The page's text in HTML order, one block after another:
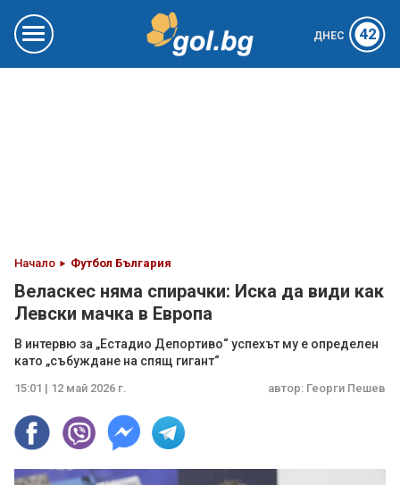
ДНЕС 42
Начало Футбол България
Веласкес няма спирачки: Иска да види как
Левски мачка в Европа
В интервю за „Естадио Депортиво“ успехът му е определен
като „събуждане на спящ гигант“
15:01 | 12 май 2026 г. автор: Георги Пешев